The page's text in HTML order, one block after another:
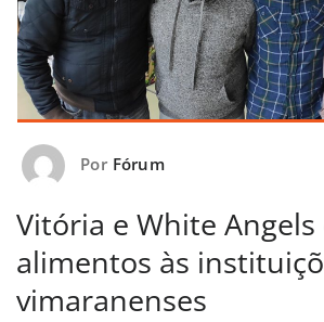
Por Fórum
Vitória e White
alimentos às
vimaranenses